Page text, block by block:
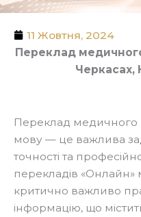
11 Жовтня, 2024
Переклад
Черкасах,
Переклад медичного
мову — це важлива
точності та
перекладів «Онлайн»
критично важливо
інформацію, що